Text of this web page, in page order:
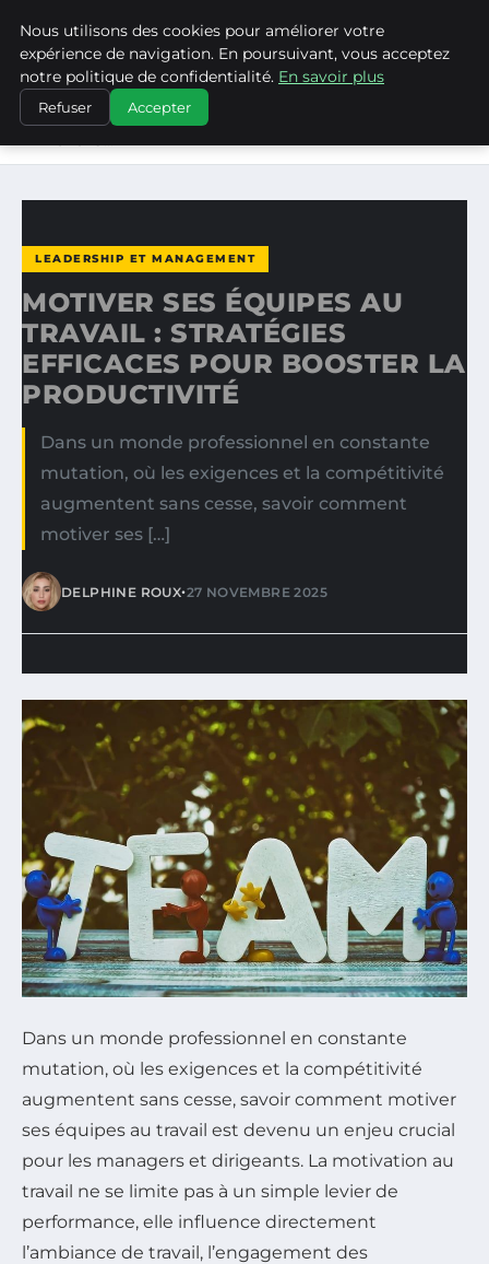
MEDIA EDGE
ACCUEIL
LEADERSHIP ET MANAGEMENT
MOTIVER SES ÉQUIPES AU TRAVAIL : STRATÉGIES
LEADERSHIP ET MANAGEMENT
MOTIVER SES ÉQUIPES AU
TRAVAIL : STRATÉGIES
EFFICACES POUR BOOSTER LA
PRODUCTIVITÉ
Dans un monde professionnel en constante
mutation, où les exigences et la compétitivité
augmentent sans cesse, savoir comment
motiver ses […]
DELPHINE ROUX•27 NOVEMBRE 2025
Dans un monde professionnel en constante
mutation, où les exigences et la compétitivité
augmentent sans cesse, savoir comment motiver
ses équipes au travail est devenu un enjeu crucial
pour les managers et dirigeants. La motivation au
travail ne se limite pas à un simple levier de
performance, elle influence directement
l’ambiance de travail, l’engagement des
Nous utilisons des cookies pour améliorer votre
expérience de navigation. En poursuivant, vous acceptez
notre politique de confidentialité. En savoir plus
Refuser Accepter